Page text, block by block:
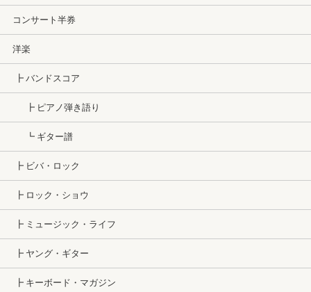
コンサート半券
洋楽
┣ バンドスコア
┣ ピアノ弾き語り
┗ ギター譜
┣ ビバ・ロック
┣ ロック・ショウ
┣ ミュージック・ライフ
┣ ヤング・ギター
┣ キーボード・マガジン